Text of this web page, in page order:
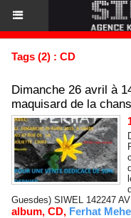
Tags (2) : CD
Dimanche 26 avril à
maquisard de la
Guesdes) SIWEL 142247
album, CD, Ferhat